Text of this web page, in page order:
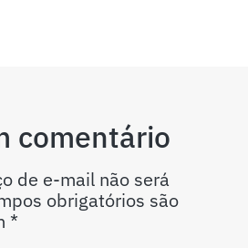
comentário
de e-mail não será
obrigatórios são
*